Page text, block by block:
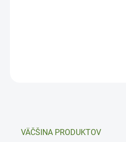
VÄČŠINA PRODUKTOV